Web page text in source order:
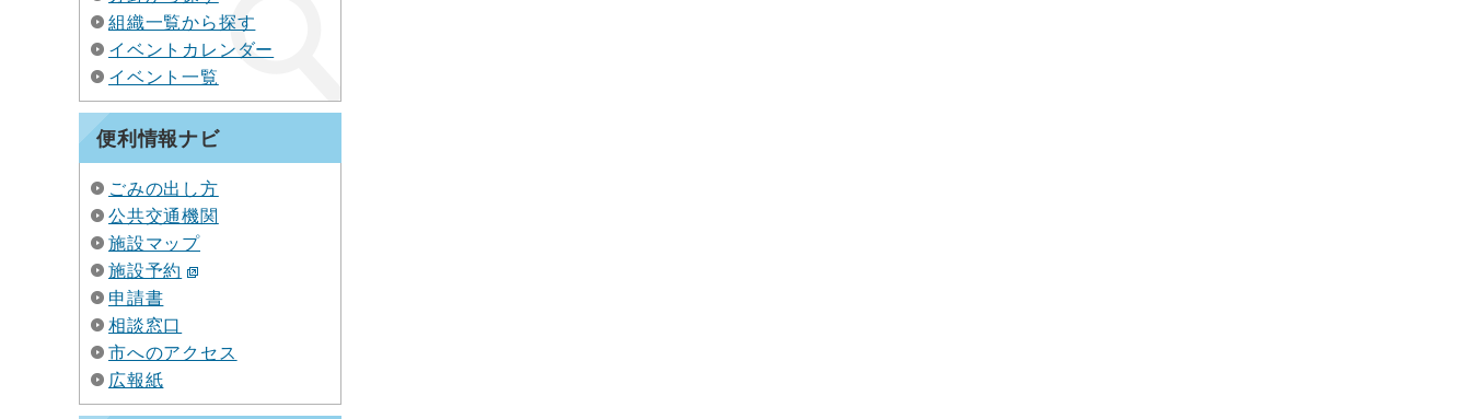
組織一覧から探す
イベントカレンダー
イベント一覧
便利情報ナビ
ごみの出し方
公共交通機関
施設マップ
施設予約
申請書
相談窓口
市へのアクセス
広報紙